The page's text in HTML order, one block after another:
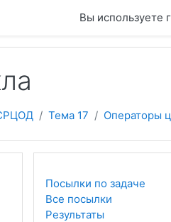
Вы используете
Тема 17 Операторы
Посылки по задаче
Все посылки
Результаты